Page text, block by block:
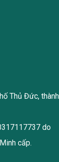
Thủ Đức, thành
do
cấp.